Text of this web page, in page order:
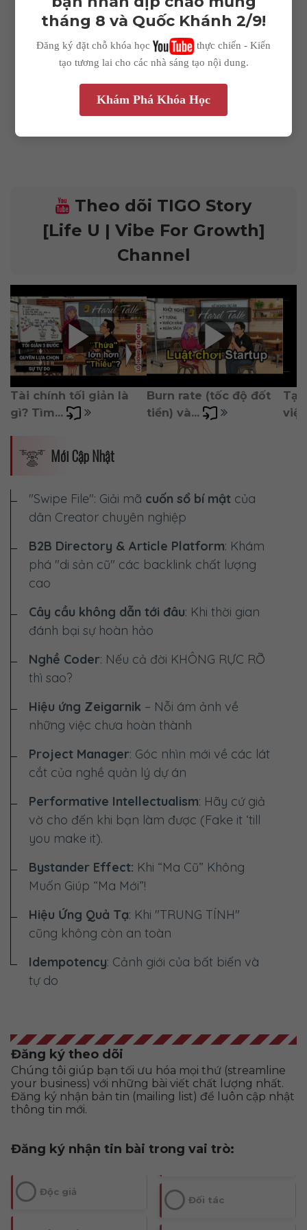
Bình luận cho bài viết?
Theo dõi TIGO Story
[Life U | Vibe For Growth]
Channel
Tài chính tối giản là
gì? Tìm...
Burn rate (tốc độ đốt
tiền) và...
Tại
Mới Cập Nhật
"Swipe File": Giải mã cuốn sổ bí mật của
dân Creator chuyên nghiệp
B2B Directory & Article Platform: Khám
phá "di sản cũ" các backlink chất lượng
cao
Cây cầu không dẫn tới đâu: Khi thời gian
đánh bại sự hoàn hảo
Nghề Coder: Nếu cả đời KHÔNG RỰC RỠ
thì sao?
Hiệu ứng Zeigarnik – Nỗi ám ảnh về
những việc chưa hoàn thành
Project Manager: Góc nhìn mới về các lát
cắt của nghề quản lý dự án
Performative Intellectualism: Hãy cứ giả
vờ cho đến khi bạn làm được (Fake it ‘till
you make it).
Bystander Effect: Khi “Ma Cũ” Không
Muốn Giúp “Ma Mới”!
Hiệu Ứng Quả Tạ: Khi "TRUNG TÍNH"
cũng không còn an toàn
Idempotency: Cảnh giới của bất biến và
tự do
Đăng ký theo dõi
Chúng tôi giúp bạn tối ưu hóa mọi thứ (streamline
your business) với những bài viết chất lượng nhất.
Đăng ký nhận bản tin (mailing list) để luôn cập nhật
thông tin mới.
Đăng ký nhận tin bài trong vai trò:
Độc giả
Đối tác
Impressions
tháng 8 và Quốc Khánh 2/9!
Đăng ký đặt chỗ khóa học
thực chiến - Kiến
tạo tương lai cho các nhà sáng tạo nội dung.
Khám Phá Khóa Học